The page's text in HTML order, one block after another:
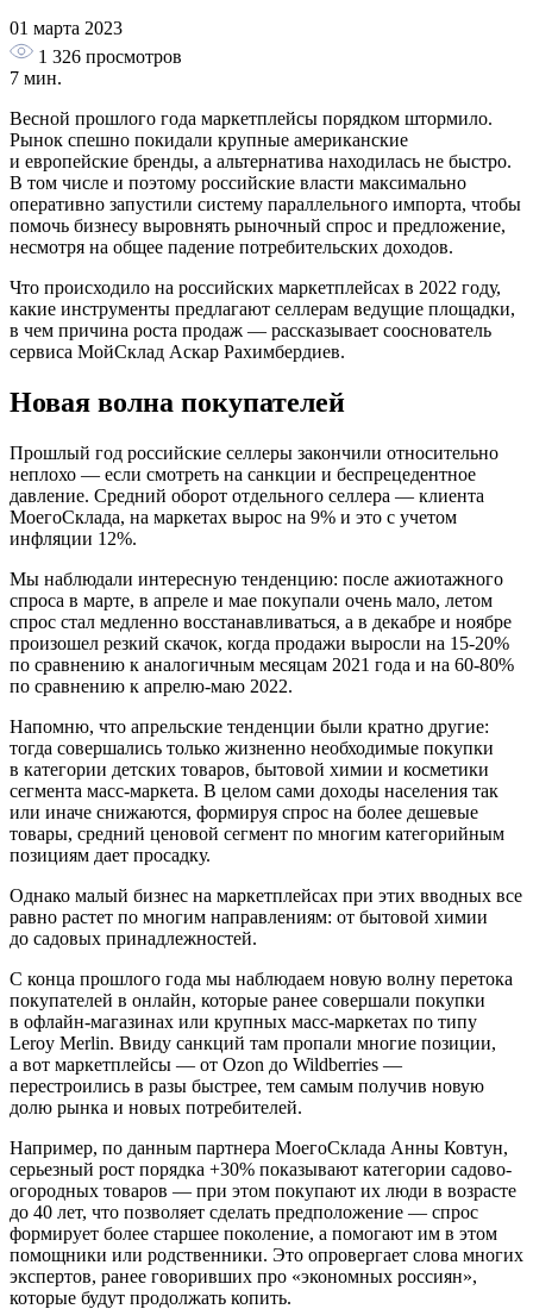
01 марта 2023
1 326 просмотров
7 мин.
Весной прошлого года маркетплейсы порядком штормило.
Рынок спешно покидали крупные американские
и европейские бренды, а альтернатива находилась не быстро.
В том числе и поэтому российские власти максимально
оперативно запустили систему параллельного импорта, чтобы
помочь бизнесу выровнять рыночный спрос и предложение,
несмотря на общее падение потребительских доходов.
Что происходило на российских маркетплейсах в 2022 году,
какие инструменты предлагают селлерам ведущие площадки,
в чем причина роста продаж — рассказывает сооснователь
сервиса МойСклад Аскар Рахимбердиев.
Новая волна покупателей
Прошлый год российские селлеры закончили относительно
неплохо — если смотреть на санкции и беспрецедентное
давление. Средний оборот отдельного селлера — клиента
МоегоСклада, на маркетах вырос на 9% и это с учетом
инфляции 12%.
Мы наблюдали интересную тенденцию: после ажиотажного
спроса в марте, в апреле и мае покупали очень мало, летом
спрос стал медленно восстанавливаться, а в декабре и ноябре
произошел резкий скачок, когда продажи выросли на 15-20%
по сравнению к аналогичным месяцам 2021 года и на 60-80%
по сравнению к апрелю-маю 2022.
Напомню, что апрельские тенденции были кратно другие:
тогда совершались только жизненно необходимые покупки
в категории детских товаров, бытовой химии и косметики
сегмента масс-маркета. В целом сами доходы населения так
или иначе снижаются, формируя спрос на более дешевые
товары, средний ценовой сегмент по многим категорийным
позициям дает просадку.
Однако малый бизнес на маркетплейсах при этих вводных все
равно растет по многим направлениям: от бытовой химии
до садовых принадлежностей.
С конца прошлого года мы наблюдаем новую волну перетока
покупателей в онлайн, которые ранее совершали покупки
в офлайн-магазинах или крупных масс-маркетах по типу
Leroy Merlin. Ввиду санкций там пропали многие позиции,
а вот маркетплейсы — от Ozon до Wildberries —
перестроились в разы быстрее, тем самым получив новую
долю рынка и новых потребителей.
Например, по данным партнера МоегоСклада Анны Ковтун,
серьезный рост порядка +30% показывают категории садово-
огородных товаров — при этом покупают их люди в возрасте
до 40 лет, что позволяет сделать предположение — спрос
формирует более старшее поколение, а помогают им в этом
помощники или родственники. Это опровергает слова многих
экспертов, ранее говоривших про «экономных россиян»,
которые будут продолжать копить.